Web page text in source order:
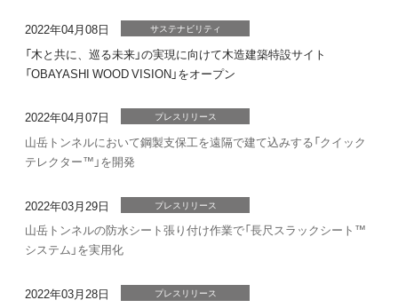
2022年04月08日 サステナビリティ
「木と共に、巡る未来」の実現に向けて木造建築特設サイト
「OBAYASHI WOOD VISION」をオープン
2022年04月07日 プレスリリース
山岳トンネルにおいて鋼製支保工を遠隔で建て込みする「クイック
テレクター™」を開発
2022年03月29日 プレスリリース
山岳トンネルの防水シート張り付け作業で「長尺スラックシート™
システム」を実用化
2022年03月28日 プレスリリース